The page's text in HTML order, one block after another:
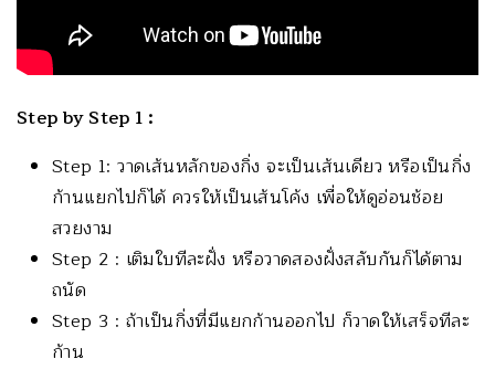
Step by Step 1 :
Step 1: วาดเส้นหลักของกิ่ง จะเป็นเส้นเดียว หรือเป็นกิ่ง
ก้านแยกไปก็ได้ ควรให้เป็นเส้นโค้ง เพื่อให้ดูอ่อนช้อย
สวยงาม
Step 2 : เติมใบทีละฝั่ง หรือวาดสองฝั่งสลับกันก็ได้ตาม
ถนัด
Step 3 : ถ้าเป็นกิ่งที่มีแยกก้านออกไป ก็วาดให้เสร็จทีละ
ก้าน